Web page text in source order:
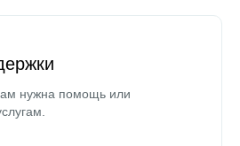
нужна помощь или